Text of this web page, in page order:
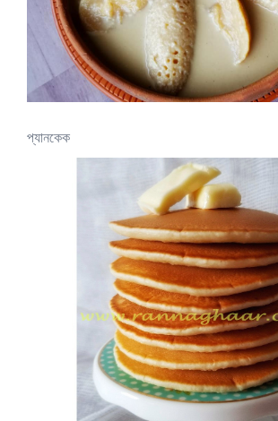
প্যানকেক